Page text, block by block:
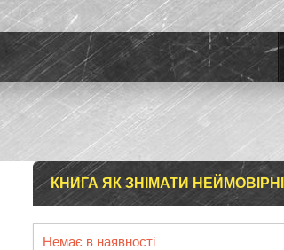
КНИГА ЯК ЗНІМАТИ
Немає в наявності